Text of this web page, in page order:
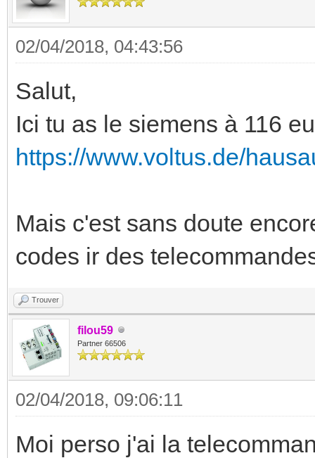
02/04/2018, 04:43:56
Salut,
Ici tu as le siemens à 116
https://www.voltus.de/
Mais c'est sans doute
codes ir des
Trouver
filou59
Partner 66506
02/04/2018, 09:06:11
Moi perso j'ai la